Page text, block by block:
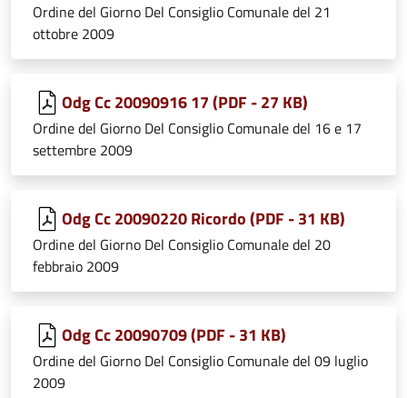
Ordine del Giorno Del Consiglio Comunale del 21
ottobre 2009
Odg Cc 20090916 17 (PDF - 27 KB)
Ordine del Giorno Del Consiglio Comunale del 16 e 17
settembre 2009
Odg Cc 20090220 Ricordo (PDF - 31 KB)
Ordine del Giorno Del Consiglio Comunale del 20
febbraio 2009
Odg Cc 20090709 (PDF - 31 KB)
Ordine del Giorno Del Consiglio Comunale del 09 luglio
2009